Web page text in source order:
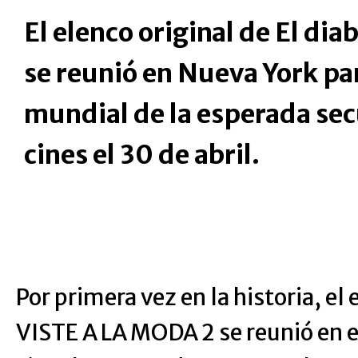
El elenco original de El
se reunió en Nueva York
mundial de la esperada
cines el 30 de abril.
Por primera vez en la historia, el
VISTE A LA MODA 2 se reunió